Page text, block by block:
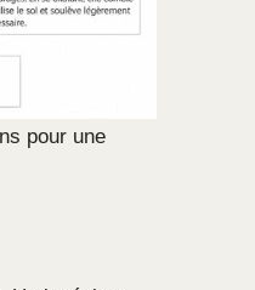
pour une